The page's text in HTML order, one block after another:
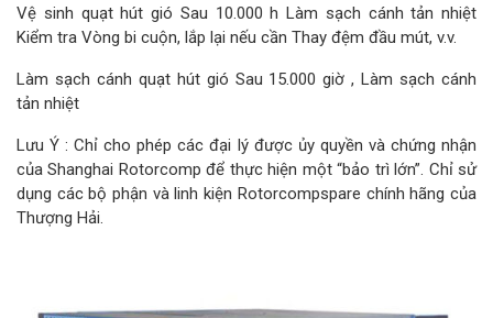
Vệ sinh quạt hút gió Sau 10.000 h Làm sạch cánh tản nhiệt
Kiểm tra Vòng bi cuộn, lắp lại nếu cần Thay đệm đầu mút, v.v.
Làm sạch cánh quạt hút gió Sau 15.000 giờ , Làm sạch cánh
tản nhiệt
Lưu Ý : Chỉ cho phép các đại lý được ủy quyền và chứng nhận
của Shanghai Rotorcomp để thực hiện một “bảo trì lớn”. Chỉ sử
dụng các bộ phận và linh kiện Rotorcompspare chính hãng của
Thượng Hải.